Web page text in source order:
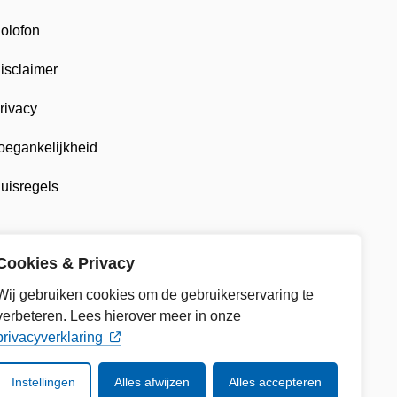
& Privacy
gebruiken cookies om de gebruikerservaring te
Lees hierover meer in onze
Instellingen Alles afwijzen Alles accepteren